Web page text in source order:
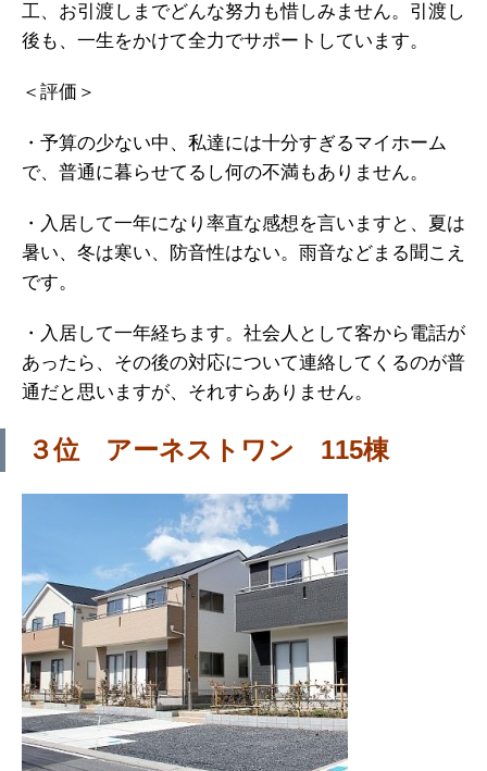
工、お引渡しまでどんな努力も惜しみません。引渡し
後も、一生をかけて全力でサポートしています。
＜評価＞
・予算の少ない中、私達には十分すぎるマイホーム
で、普通に暮らせてるし何の不満もありません。
・入居して一年になり率直な感想を言いますと、夏は
暑い、冬は寒い、防音性はない。雨音などまる聞こえ
です。
・入居して一年経ちます。社会人として客から電話が
あったら、その後の対応について連絡してくるのが普
通だと思いますが、それすらありません。
３位 アーネストワン 115棟